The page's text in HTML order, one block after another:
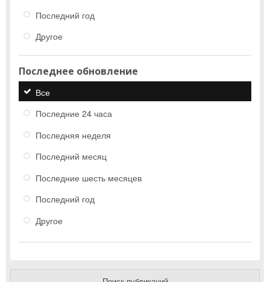
Последний год
Другое
Последнее обновление
Все
Последние 24 часа
Последняя неделя
Последний месяц
Последние шесть месяцев
Последний год
Другое